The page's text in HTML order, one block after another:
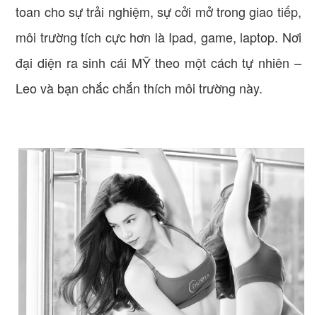
toan cho sự trải nghiệm, sự cởi mở trong giao tiếp,
môi trường tích cực hơn là Ipad, game, laptop. Nơi
đại diện ra sinh cái MỸ theo một cách tự nhiên –
Leo và bạn chắc chắn thích môi trường này.